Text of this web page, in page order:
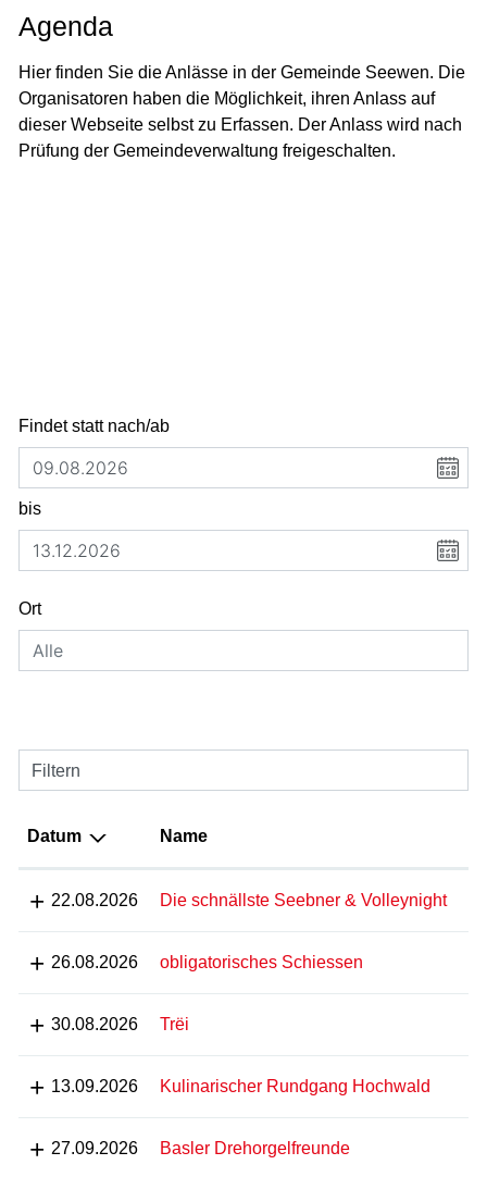
Agenda
Hier finden Sie die Anlässe in der Gemeinde Seewen. Die
Organisatoren haben die Möglichkeit, ihren Anlass auf
dieser Webseite selbst zu Erfassen. Der Anlass wird nach
Prüfung der Gemeindeverwaltung freigeschalten.
Findet statt nach/ab
bis
Ort
Filtern
Datum Name
22.08.2026 Die schnällste Seebner & Volleynight
26.08.2026 obligatorisches Schiessen
30.08.2026 Trëi
13.09.2026 Kulinarischer Rundgang Hochwald
27.09.2026 Basler Drehorgelfreunde